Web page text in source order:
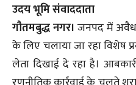
उदय भूमि संवाददाता
गौतमबुद्ध नगर। जनपद में
के लिए चलाया जा रहा विशेष
लेता दिखाई दे रहा है।